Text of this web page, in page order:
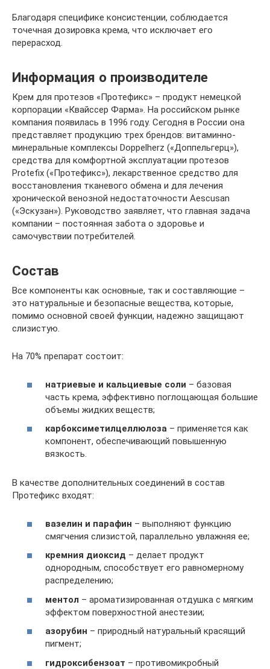
Благодаря специфике консистенции, соблюдается
точечная дозировка крема, что исключает его
перерасход.
Информация о производителе
Крем для протезов «Протефикс» – продукт немецкой
корпорации «Квайссер Фарма». На российском рынке
компания появилась в 1996 году. Сегодня в России она
представляет продукцию трех брендов: витаминно-
минеральные комплексы Doppelherz («Доппельгерц»),
средства для комфортной эксплуатации протезов
Protefix («Протефикс»), лекарственное средство для
восстановления тканевого обмена и для лечения
хронической венозной недостаточности Aescusan
(«Эскузан»). Руководство заявляет, что главная задача
компании – постоянная забота о здоровье и
самочувствии потребителей.
Состав
Все компоненты как основные, так и составляющие –
это натуральные и безопасные вещества, которые,
помимо основной своей функции, надежно защищают
слизистую.
На 70% препарат состоит:
натриевые и кальциевые соли – базовая
часть крема, эффективно поглощающая большие
объемы жидких веществ;
карбоксиметилцеллюлоза – применяется как
компонент, обеспечивающий повышенную
вязкость.
В качестве дополнительных соединений в состав
Протефикс входят:
вазелин и парафин – выполняют функцию
смягчения слизистой, параллельно увлажняя ее;
кремния диоксид – делает продукт
однородным, способствует его равномерному
распределению;
ментол – ароматизированная отдушка с мягким
эффектом поверхностной анестезии;
азорубин – природный натуральный красящий
пигмент;
гидроксибензоат – противомикробный